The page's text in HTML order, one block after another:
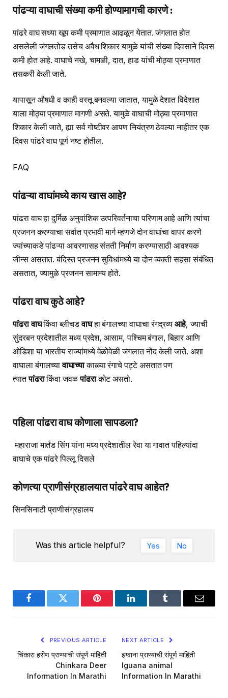
पांढऱ्या वाघाची संख्या कमी होण्यामागची कारणे :
पांढरे वाघ सध्या खूप कमी प्रमाणात आढळून येतात. जंगलात होत
असलेली जंगलतोड तसेच अवैध शिकार यामुळे यांची संख्या दिवसाने दिवस
कमी होत आहे. वाघाचे नखे, चामळी, दात, हाड यांची मोठ्या प्रमाणात
तसकरी केली जाते.
यापासून औषधी व काही वस्तू बनवल्या जातात, यामुळे देशात विदेशात
याला मोठ्या प्रमाणात मागणी असते. यामुळे वाघाची मोठ्या प्रमाणात
शिकार केली जाते, ह्या सर्व गोष्टीवर आपण नियंत्रण ठेवल्या नाहीतर एक
दिवस पांढरे वाघ पूर्ण नष्ट होतील.
FAQ
पांढऱ्या वाघांमध्ये काय खास आहे?
पांढरा वाघ हा दुर्मिळ अनुवांशिक उत्परिवर्तनाचा परिणाम आहे आणि त्यांचा
प्रजनन करण्याचा सर्वात प्रभावी मार्ग म्हणजे दोन वाघांचा वापर करणे
ज्यांच्याकडे पांढऱ्या आवरणासह संतती निर्माण करण्यासाठी आवश्यक
जीन्स असतात. बंदिस्त प्रजनन सुविधांमध्ये या दोन व्यक्ती सहसा संबंधित
असतात, ज्यामुळे प्रजनन सामान्य होते.
पांढरा वाघ कुठे आहे?
पांढरा वाघकिंवा ब्लीचडवाघहा बंगालच्या वाघाचा रंगद्रव्यआहे, ज्याची
सुंदरबन प्रदेशातील मध्य प्रदेश, आसाम, पश्चिम बंगाल, बिहार आणि
ओडिशा या भारतीय राज्यांमध्ये वेळोवेळी जंगलात नोंद केली जाते. अशा
वाघाला बंगालच्यावाघाच्याकाळ्या रंगाचे पट्टे असतात पण
त्यातपांढराकिंवा जवळपांढराकोट असतो.
पहिला पांढरा वाघ कोणाला सापडला?
महाराजा मार्तंड सिंग यांना मध्य प्रदेशातील रेवा या गावात पहिल्यांदा
वाघाचे एक पांढरे पिल्लू दिसले
कोणत्या प्राणीसंग्रहालयात पांढरे वाघ आहेत?
सिनसिनाटी प्राणीसंग्रहालय
Was this article helpful? Yes No
FacebookTwitter Pinterest LinkedInTumblr Email
PREVIOUS ARTICLE
चिंकारा हरीण प्राण्याची संपूर्ण माहिती
Chinkara Deer
Information In Marathi
NEXT ARTICLE
इग्वाना प्राण्याची संपूर्ण माहिती
Iguana animal
Information In Marathi